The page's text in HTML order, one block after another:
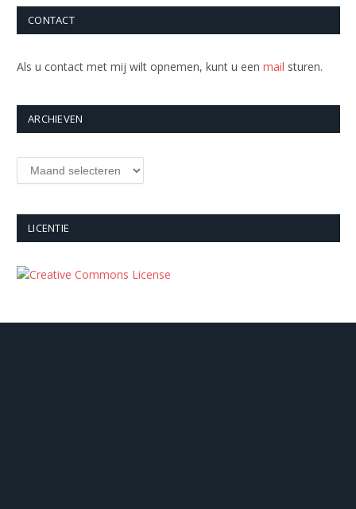
CONTACT
Als u contact met mij wilt opnemen, kunt u een mail sturen.
ARCHIEVEN
Archieven
LICENTIE